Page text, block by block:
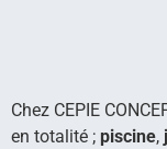
Chez CEPIE
en totalité ; piscine,